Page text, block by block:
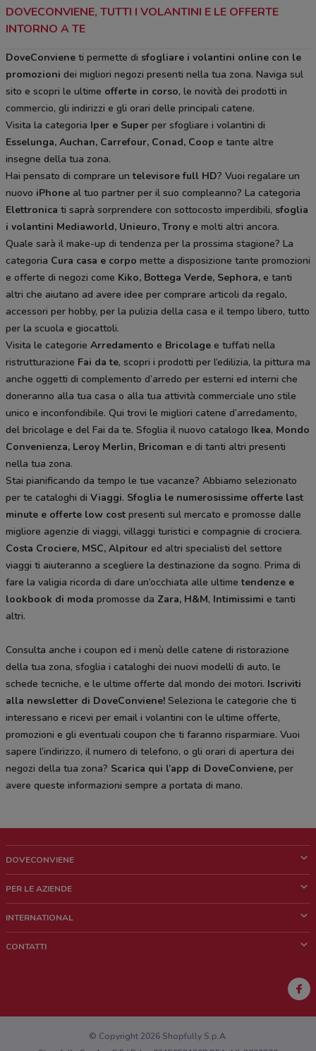
DOVECONVIENE, TUTTI I VOLANTINI E LE OFFERTE
INTORNO A TE
DoveConviene ti permette di sfogliare i volantini online con le
promozioni dei migliori negozi presenti nella tua zona. Naviga sul
sito e scopri le ultime offerte in corso, le novità dei prodotti in
commercio, gli indirizzi e gli orari delle principali catene.
Visita la categoria Iper e Super per sfogliare i volantini di
Esselunga, Auchan, Carrefour, Conad, Coop e tante altre
insegne della tua zona.
Hai pensato di comprare untelevisore full HD? Vuoi regalare un
nuovo iPhone al tuo partner per il suo compleanno? La categoria
Elettronica ti saprà sorprendere con sottocosto imperdibili, sfoglia
i volantini Mediaworld, Unieuro, Trony e molti altri ancora.
Quale sarà il make-up di tendenza per la prossima stagione? La
categoria Cura casa e corpo mette a disposizione tante promozioni
e offerte di negozi come Kiko, Bottega Verde, Sephora, e tanti
altri che aiutano ad avere idee per comprare articoli da regalo,
accessori per hobby, per la pulizia della casa e il tempo libero, tutto
per la scuola e giocattoli.
Visita le categorie Arredamento e Bricolage e tuffati nella
ristrutturazione Fai da te, scopri i prodotti per l’edilizia, la pittura ma
anche oggetti di complemento d’arredo per esterni ed interni che
doneranno alla tua casa o alla tua attività commerciale uno stile
unico e inconfondibile. Qui trovi le migliori catene d’arredamento,
del bricolage e del Fai da te. Sfoglia il nuovo catalogo Ikea, Mondo
Convenienza, Leroy Merlin, Bricoman e di tanti altri presenti
nella tua zona.
Stai pianificando da tempo le tue vacanze? Abbiamo selezionato
per te cataloghi di Viaggi. Sfoglia le numerosissime offerte last
minute e offerte low cost presenti sul mercato e promosse dalle
migliore agenzie di viaggi, villaggi turistici e compagnie di crociera.
Costa Crociere, MSC, Alpitour ed altri specialisti del settore
viaggi ti aiuteranno a scegliere la destinazione da sogno. Prima di
fare la valigia ricorda di dare un’occhiata alle ultimetendenze e
lookbook di moda promosse da Zara, H&M, Intimissimi e tanti
altri.
Consulta anche i coupon ed i menù delle catene di ristorazione
della tua zona, sfoglia i cataloghi dei nuovi modelli di auto, le
schede tecniche, e le ultime offerte dal mondo dei motori. Iscriviti
alla newsletter di DoveConviene! Seleziona le categorie che ti
interessano e ricevi per email i volantini con le ultime offerte,
promozioni e gli eventuali coupon che ti faranno risparmiare. Vuoi
sapere l’indirizzo, il numero di telefono, o gli orari di apertura dei
negozi della tua zona? Scarica qui l’app di DoveConviene, per
avere queste informazioni sempre a portata di mano.
DOVECONVIENE
Chi siamo
Lavora con noi
PER LE AZIENDE
Richieste commerciali e marketing
INTERNATIONAL
CONTATTI
Hai un malfunzionamento sul web o sull'app?
© Copyright 2026 Shopfully S.p.A.